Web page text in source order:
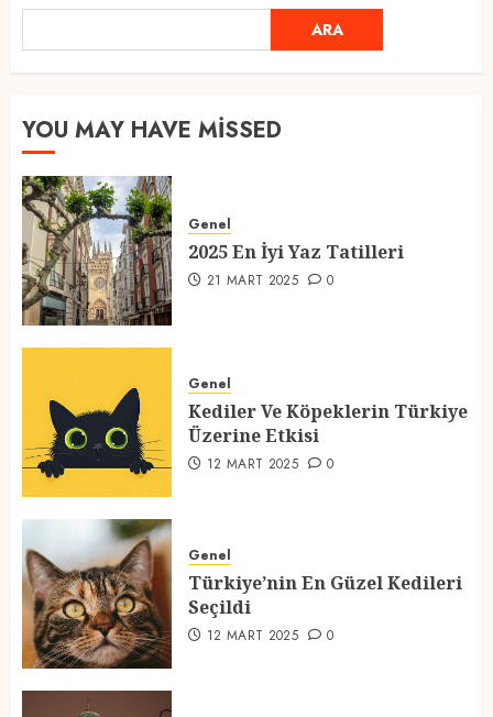
Ramazan Ayı 2025: Manevi
Atmosfer ve Özel Hazırlıklar
1
21 MART 2025
2
Üzerine Etkisi
12 MART 2025 0
3
Seçildi
12 MART 2025 0
ARA
YOU MAY HAVE MISSED
Genel
2025 En İyi Yaz Tatilleri
21 MART 2025 0
Genel
Kediler Ve Köpeklerin Türkiye
Üzerine Etkisi
12 MART 2025 0
Genel
Türkiye’nin En Güzel Kedileri
Seçildi
12 MART 2025 0